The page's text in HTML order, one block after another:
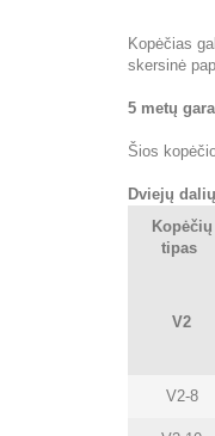
Kopėčias
skersinė
5 metų
Šios
Dviejų
Kopėčių
tipas
V2
V2-8